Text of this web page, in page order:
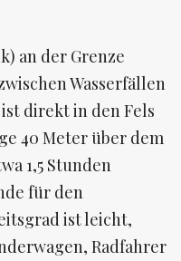
an der Grenze
Wasserfällen
direkt in den Fels
40 Meter über dem
1,5 Stunden
für den
ist leicht,
Radfahrer